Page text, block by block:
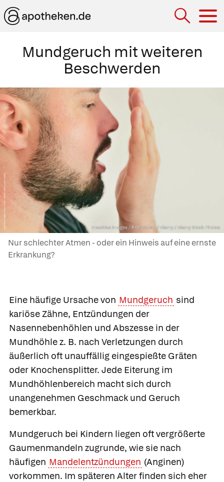
Mundgeruch mit weiteren
Beschwerden
mauritius images / Petro artem / Alamy / Alamy Stock Photos
Nur schlechter Atmen - oder ein Hinweis auf eine ernste
Erkrankung?
Eine häufige Ursache von Mundgeruch sind
kariöse Zähne, Entzündungen der
Nasennebenhöhlen und Abszesse in der
Mundhöhle z. B. nach Verletzungen durch
äußerlich oft unauffällig eingespießte Gräten
oder Knochensplitter. Jede Eiterung im
Mundhöhlenbereich macht sich durch
unangenehmen Geschmack und Geruch
bemerkbar.
Mundgeruch bei Kindern liegen oft vergrößerte
Gaumenmandeln zugrunde, wie sie nach
häufigen Mandelentzündungen (Anginen)
vorkommen. Im späteren Alter finden sich eher